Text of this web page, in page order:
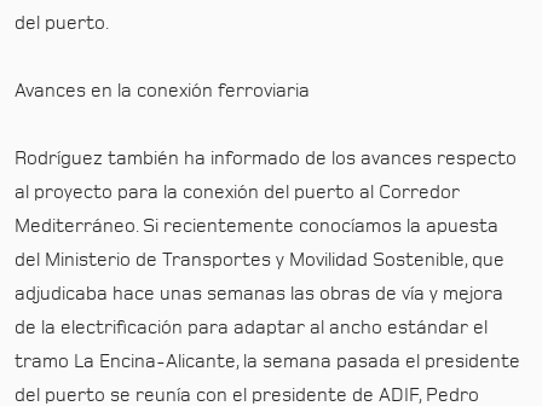
del puerto.
Avances en la conexión ferroviaria
Rodríguez también ha informado de los avances respecto
al proyecto para la conexión del puerto al Corredor
Mediterráneo. Si recientemente conocíamos la apuesta
del Ministerio de Transportes y Movilidad Sostenible, que
adjudicaba hace unas semanas las obras de vía y mejora
de la electrificación para adaptar al ancho estándar el
tramo La Encina-Alicante, la semana pasada el presidente
del puerto se reunía con el presidente de ADIF, Pedro